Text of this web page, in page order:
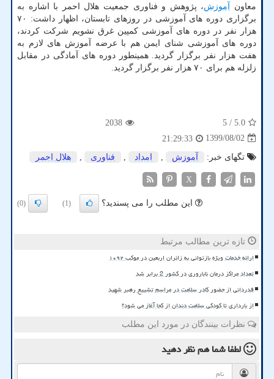
معاون
آموزش، پژوهش و فناوری جمعیت هلال احمر با اشاره به
برگزاری دوره های آموزشی در روزهای تابستان، اظهار داشت: ۷۰
هزار نفر در دوره های آموزشی کمپین غرق نشویم شرکت کردند،
دوره های آموزشی شنای ایمن هم با عرضه آموزش های لازم به
هفت هزار نفر برگزار گردید. همینطور دوره های آمادگی در مقابل
زلزله هم برای ۷۰ هزار نفر برگزار گردید.
5.0
/ 5
2038
1399/08/02
21:29:33
تگهای خبر:
آموزش , امداد , فناوری , هلال احمر
X
این مطلب را می پسندید؟ (1)
(0)
تازه ترین مطالب مرتبط
ارائه خدمات ویژه بازتوانی به زائران اربعین در موکب ۱۰۹۲
تعداد مراکز درمان ناباروری در کشور 2 برابر شد
قدردانی از حضور کادر سلامت در مراسم تشییع رهبر شهید
از بارداری تا کودکی سلامت دندان از کجا آغاز می شود؟
نظرات بینندگان در مورد این مطلب
لطفا شما همنظر دهید